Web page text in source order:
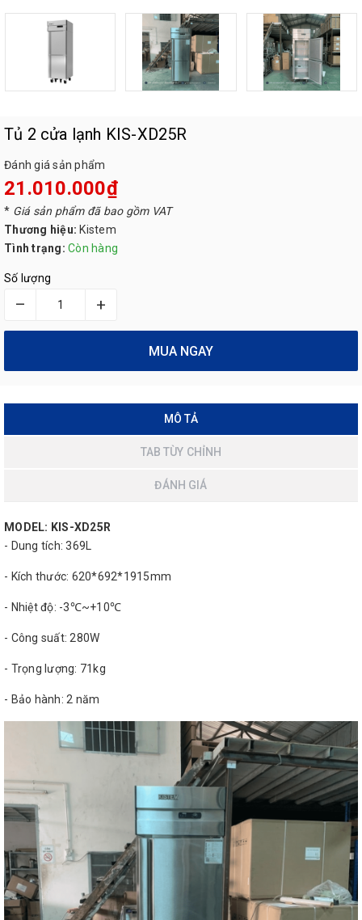
Tủ 2 cửa lạnh KIS-XD25R
Đánh giá sản phẩm
21.010.000₫
* Giá sản phẩm đã bao gồm VAT
Thương hiệu: Kistem
Tình trạng: Còn hàng
Số lượng
– +
MUA NGAY
MÔ TẢ
TAB TÙY CHỈNH
ĐÁNH GIÁ
MODEL: KIS-XD25R
- Dung tích: 369L
- Kích thước: 620*692*1915mm
- Nhiệt độ: -3℃~+10℃
- Công suất: 280W
- Trọng lượng: 71kg
- Bảo hành: 2 năm